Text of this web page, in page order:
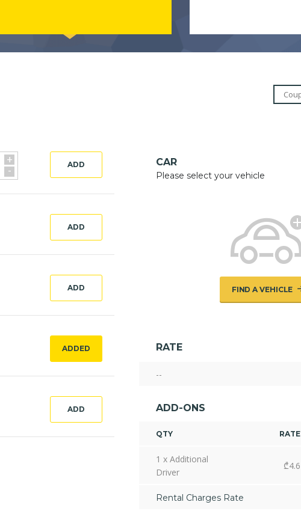
+
- ADD
ADD
ADD
ADDED
ADD
CAR
Please select your vehicle
FIND A VEHICLE
RATE
--
ADD-ONS
QTY RATE
1 x Additional
Driver
₾4.6
Rental Charges Rate